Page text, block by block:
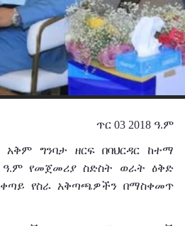
ጥር 03 2018 ዓ.ም
አቅም ግንባታ ዘርፍ በባህርዳር
ከተማ
ዓ.ም የመጀመሪያ ስድስት ወራት
ዕቅድ
ቀጣይ የስራ አቅጣጫዎችን በማስቀመጥ